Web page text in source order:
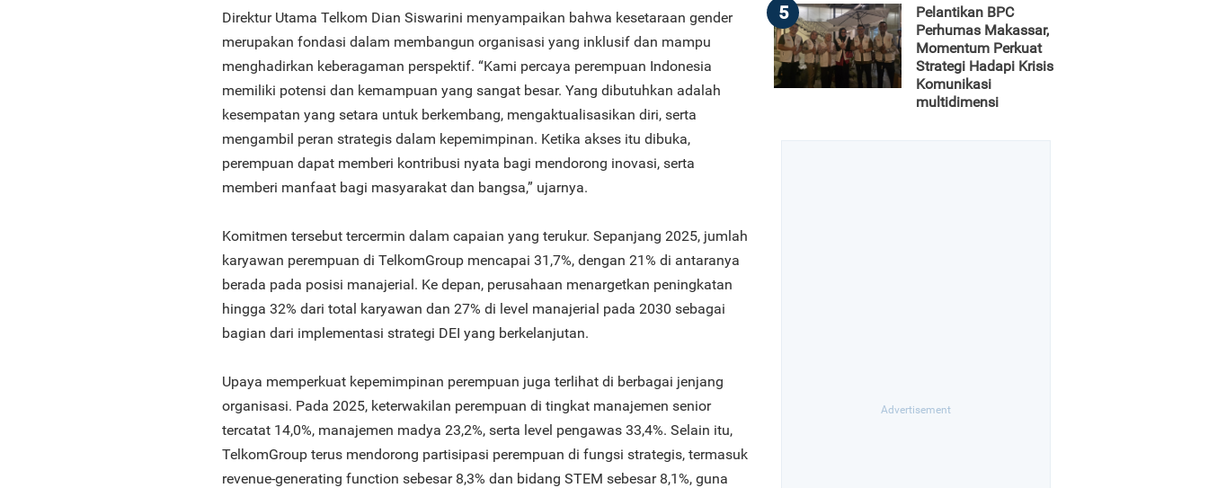
Direktur Utama Telkom Dian Siswarini menyampaikan bahwa kesetaraan gender
merupakan fondasi dalam membangun organisasi yang inklusif dan mampu
menghadirkan keberagaman perspektif. “Kami percaya perempuan Indonesia
memiliki potensi dan kemampuan yang sangat besar. Yang dibutuhkan adalah
kesempatan yang setara untuk berkembang, mengaktualisasikan diri, serta
mengambil peran strategis dalam kepemimpinan. Ketika akses itu dibuka,
perempuan dapat memberi kontribusi nyata bagi mendorong inovasi, serta
memberi manfaat bagi masyarakat dan bangsa,” ujarnya.
Komitmen tersebut tercermin dalam capaian yang terukur. Sepanjang 2025, jumlah
karyawan perempuan di TelkomGroup mencapai 31,7%, dengan 21% di antaranya
berada pada posisi manajerial. Ke depan, perusahaan menargetkan peningkatan
hingga 32% dari total karyawan dan 27% di level manajerial pada 2030 sebagai
bagian dari implementasi strategi DEI yang berkelanjutan.
Upaya memperkuat kepemimpinan perempuan juga terlihat di berbagai jenjang
organisasi. Pada 2025, keterwakilan perempuan di tingkat manajemen senior
tercatat 14,0%, manajemen madya 23,2%, serta level pengawas 33,4%. Selain itu,
TelkomGroup terus mendorong partisipasi perempuan di fungsi strategis, termasuk
revenue-generating function sebesar 8,3% dan bidang STEM sebesar 8,1%, guna
5
Pelantikan BPC
Perhumas Makassar,
Momentum Perkuat
Strategi Hadapi Krisis
Komunikasi
multidimensi